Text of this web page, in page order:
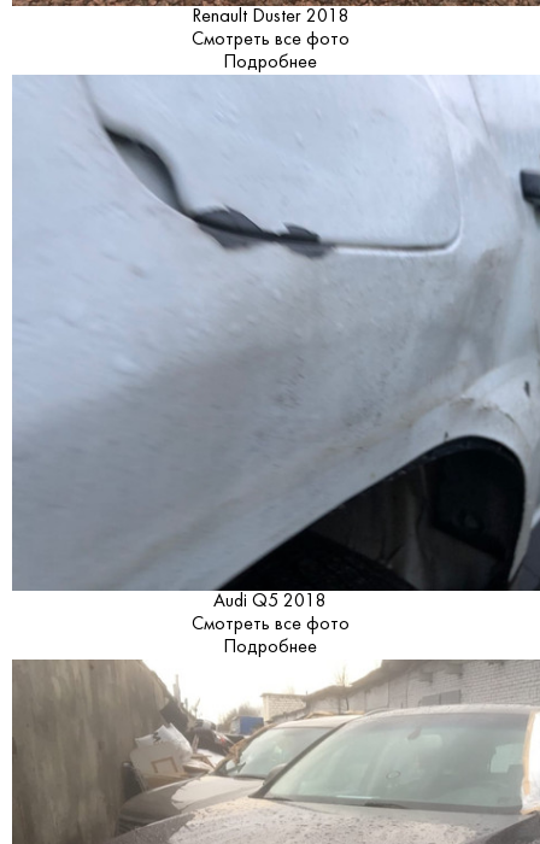
Renault Duster 2018
Смотреть все фото
Подробнее
Audi Q5 2018
Смотреть все фото
Подробнее